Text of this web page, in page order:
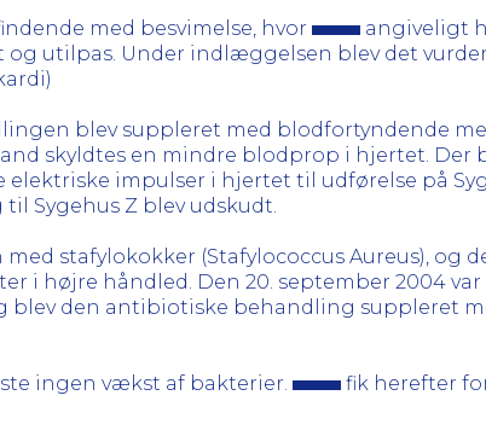
med besvimelse, hvor
angiveligt
utilpas. Under indlæggelsen blev det
blev suppleret med blodfortyndende
skyldtes en mindre blodprop i hjertet. Der
impulser i hjertet til udførelse på
Sygehus Z blev udskudt.
stafylokokker (Stafylococcus Aureus), og
i højre håndled. Den 20. september 2004
den antibiotiske behandling suppleret
ingen vækst af bakterier.
fik herefter